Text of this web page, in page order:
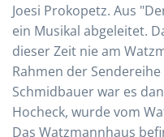
Joesi Prokopetz. Aus
ein Musikal abgeleitet.
dieser Zeit nie am
Rahmen der
Schmidbauer war es
Hocheck, wurde vom
Das Watzmannhaus